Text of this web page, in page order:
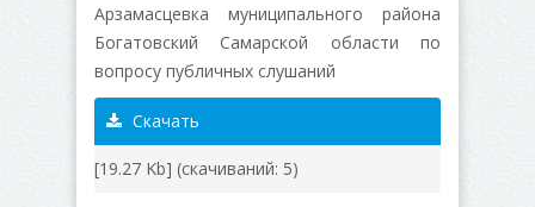
Арзамасцевка муниципального района
Богатовский Самарской области по
вопросу публичных слушаний
Скачать
[19.27 Kb] (cкачиваний: 5)